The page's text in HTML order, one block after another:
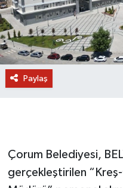
Paylaş
Çorum Belediyesi,
gerçekleştirilen “Kreş-